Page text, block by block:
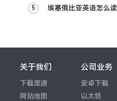
埃塞俄比亚英语怎么
关于我们
下载渠道
网站地图
公司业务
安卓下载
以太坊